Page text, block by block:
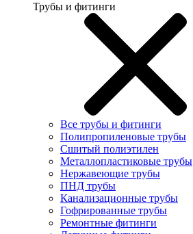
Трубы и фитинги
Все трубы и фитинги
Полипропиленовые трубы
Сшитый полиэтилен
Металлопластиковые трубы
Нержавеющие трубы
ПНД трубы
Канализационные трубы
Гофрированные трубы
Ремонтные фитинги